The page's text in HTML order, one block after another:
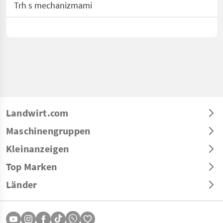
Trh s mechanizmami
Landwirt.com
Maschinengruppen
Kleinanzeigen
Top Marken
Länder